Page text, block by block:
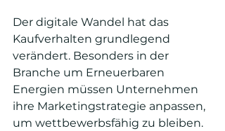
Der digitale Wandel hat das
Kaufverhalten grundlegend
verändert. Besonders in der
Branche um Erneuerbaren
Energien müssen Unternehmen
ihre Marketingstrategie anpassen,
um wettbewerbsfähig zu bleiben.